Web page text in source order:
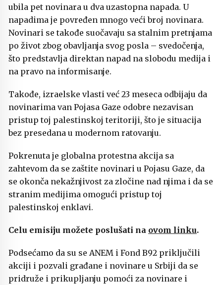
ubila pet novinara u dva uzastopna napada. U
napadima je povređen mnogo veći broj novinara.
Novinari se takođe suočavaju sa stalnim pretnjama
po život zbog obavljanja svog posla – svedočenja,
što predstavlja direktan napad na slobodu medija i
na pravo na informisanje.
Takođe, izraelske vlasti već 23 meseca odbijaju da
novinarima van Pojasa Gaze odobre nezavisan
pristup toj palestinskoj teritoriji, što je situacija
bez presedana u modernom ratovanju.
Pokrenuta je globalna protestna akcija sa
zahtevom da se zaštite novinari u Pojasu Gaze, da
se okonča nekažnjivost za zločine nad njima i da se
stranim medijima omogući pristup toj
palestinskoj enklavi.
Celu emisiju možete poslušati na ovom linku.
Podsećamo da su se ANEM i Fond B92 priključili
akciji i pozvali građane i novinare u Srbiji da se
pridruže i prikupljanju pomoći za novinare i